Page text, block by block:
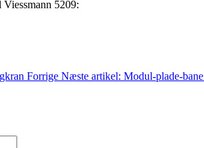
5209:
Forrige Næste artikel: Modul-plade-bane